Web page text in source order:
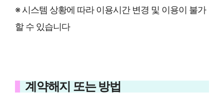
※ 시스템 상황에 따라 이용시간 변경 및 이용이 불가
할 수 있습니다
계약해지 또는 방법